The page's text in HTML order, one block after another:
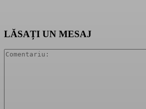
LĂSAȚI UN MESAJ